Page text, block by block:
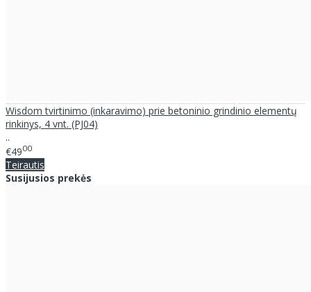
Wisdom tvirtinimo (inkaravimo) prie betoninio grindinio elementų
rinkinys, 4 vnt. (PJ04)
..
€4900
Teirautis
Susijusios prekės